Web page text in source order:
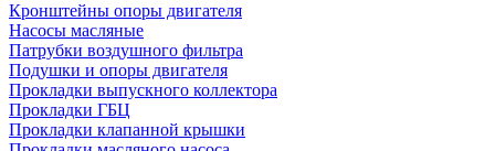
Кронштейны опоры двигателя
Насосы масляные
Патрубки воздушного фильтра
Подушки и опоры двигателя
Прокладки выпускного коллектора
Прокладки ГБЦ
Прокладки клапанной крышки